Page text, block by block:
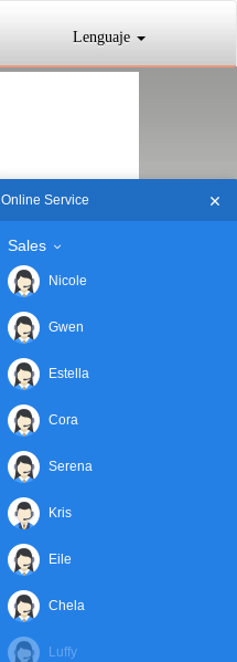
Lenguaje
Online Service
Sales
Nicole
Gwen
Estella
Cora
Serena
Kris
Eile
Chela
Luffy